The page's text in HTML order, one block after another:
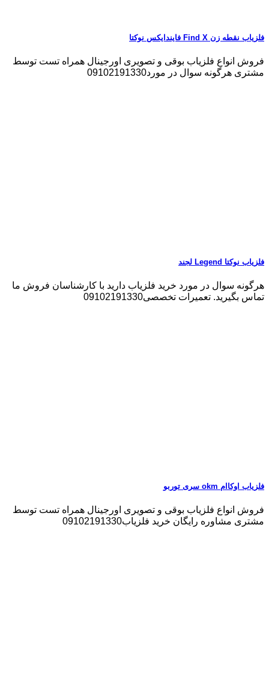
فلزیاب نقطه زن Find X فایندایکس نوکتا
فروش انواع فلزیاب بوقی و تصویری اورجینال همراه تست توسط
مشتری هرگونه سوال در مورد09102191330
فلزیاب نوکتا Legend لجند
هرگونه سوال در مورد خرید فلزیاب دارید با کارشناسان فروش ما
تماس بگیرید. تعمیرات تخصصی09102191330
فلزیاب اوکاام okm سری توربو
فروش انواع فلزیاب بوقی و تصویری اورجینال همراه تست توسط
مشتری مشاوره رایگان خرید فلزیاب09102191330